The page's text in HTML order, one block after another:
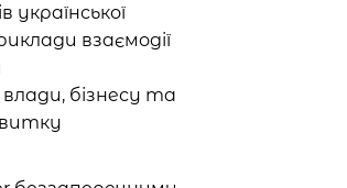
взаємодії
бізнесу та